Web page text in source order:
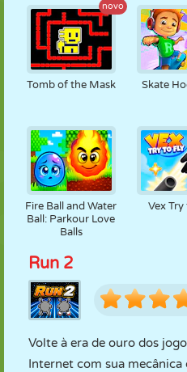
novo
Tomb of the Mask Skate
Fire Ball and Water
Ball: Parkour Love
Balls
Vex
Run 2
Volte à era de ouro dos
Internet com sua